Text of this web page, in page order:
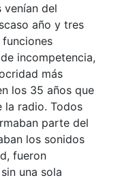
venían del
año y tres
funciones
incompetencia,
más
los 35 años que
la radio. Todos
parte del
los sonidos
fueron
una sola